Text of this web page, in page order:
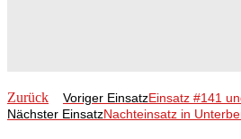
Zurück Voriger EinsatzEinsatz #141
Nächster EinsatzNachteinsatz in